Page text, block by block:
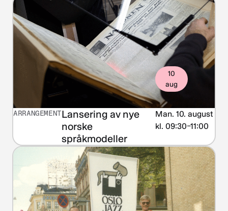
ARRANGEMENTLansering av nye
norske
språkmodeller
Man. 10. august
kl. 09:30–11:00
10
aug